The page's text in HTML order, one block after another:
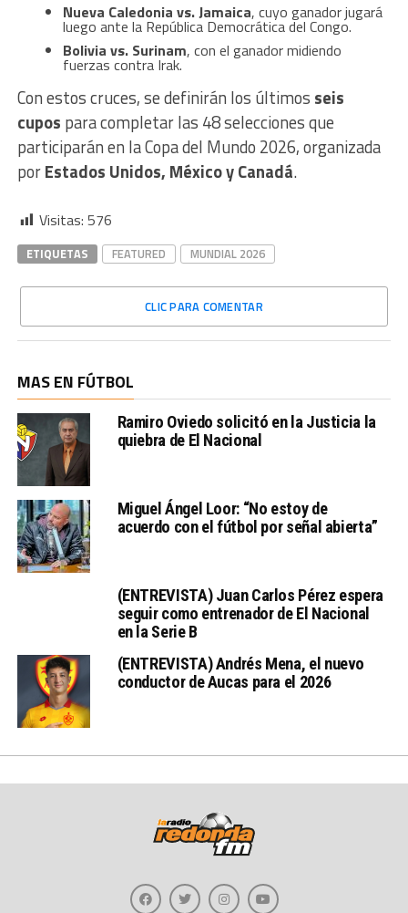
Nueva Caledonia vs. Jamaica, cuyo ganador jugará
luego ante la República Democrática del Congo.
Bolivia vs. Surinam, con el ganador midiendo
fuerzas contra Irak.
Con estos cruces, se definirán los últimos seis
cupos para completar las 48 selecciones que
participarán en la Copa del Mundo 2026, organizada
porEstados Unidos, México y Canadá.
Visitas: 576
ETIQUETAS FEATURED MUNDIAL 2026
CLIC PARA COMENTAR
MAS EN FÚTBOL
Ramiro Oviedo solicitó en la Justicia la
quiebra de El Nacional
Miguel Ángel Loor: “No estoy de
acuerdo con el fútbol por señal abierta”
(ENTREVISTA) Juan Carlos Pérez espera
seguir como entrenador de El Nacional
en la Serie B
(ENTREVISTA) Andrés Mena, el nuevo
conductor de Aucas para el 2026